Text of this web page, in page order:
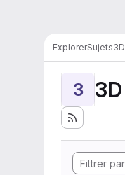
ExplorerSujets3D
3 3D